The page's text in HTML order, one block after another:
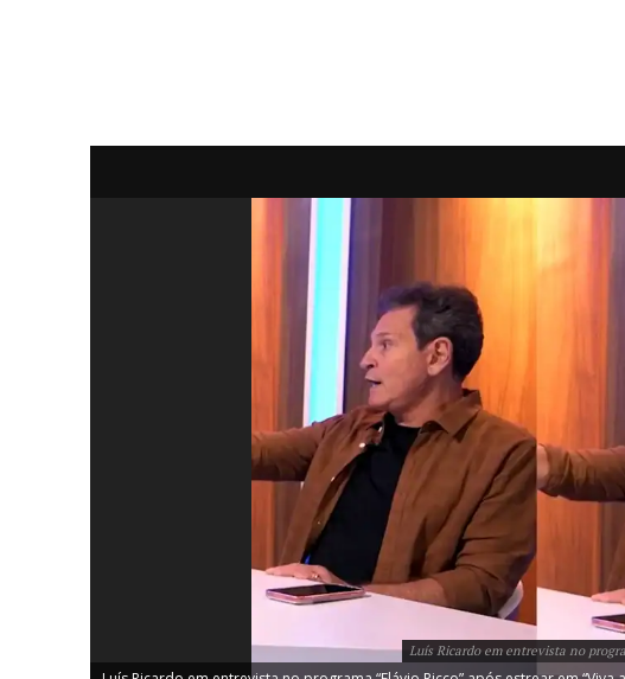
iCHAIT
Aprenda tudo
Inteligência
Luís Ricardo em entrevista no